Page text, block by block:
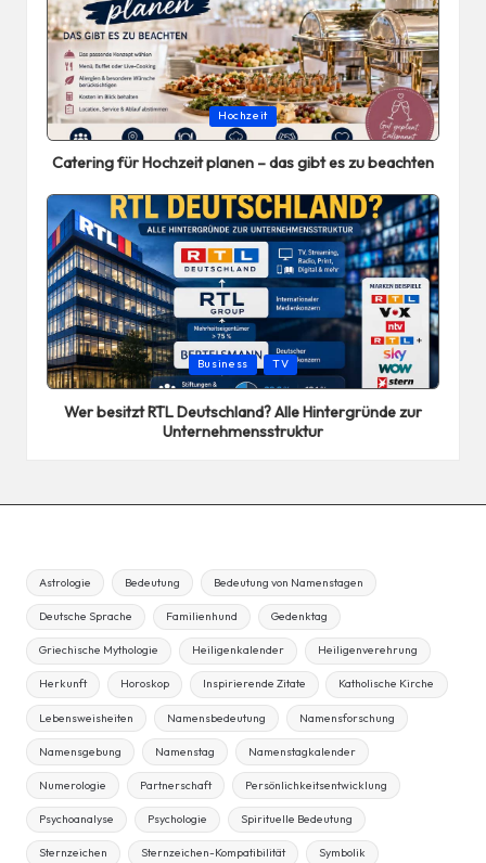
Posted
in
Hochzeit
Catering für Hochzeit planen – das gibt es zu beachten
Posted
in
Business TV
Wer besitzt RTL Deutschland? Alle Hintergründe zur
Unternehmensstruktur
Astrologie Bedeutung Bedeutung von Namenstagen
Deutsche Sprache Familienhund Gedenktag
Griechische Mythologie Heiligenkalender Heiligenverehrung
Herkunft Horoskop Inspirierende Zitate Katholische Kirche
Lebensweisheiten Namensbedeutung Namensforschung
Namensgebung Namenstag Namenstagkalender
Numerologie Partnerschaft Persönlichkeitsentwicklung
Psychoanalyse Psychologie Spirituelle Bedeutung
Sternzeichen Sternzeichen-Kompatibilität Symbolik